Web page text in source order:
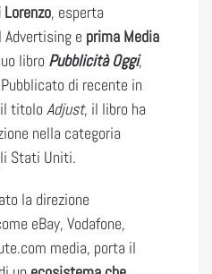
, esperta
e prima Media
libro Pubblicità Oggi,
di recente in
titolo Adjust, il libro ha
nella categoria
Stati Uniti.
la direzione
eBay, Vodafone,
media, porta il